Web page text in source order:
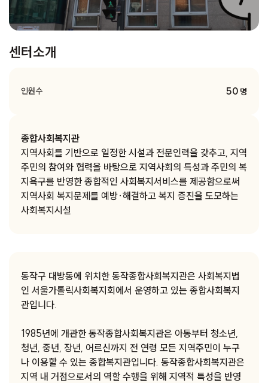
센터소개
인원수 50 명
종합사회복지관
지역사회를 기반으로 일정한 시설과 전문인력을 갖추고, 지역
주민의 참여와 협력을 바탕으로 지역사회의 특성과 주민의 복
지욕구를 반영한 종합적인 사회복지서비스를 제공함으로써
지역사회 복지문제를 예방·해결하고 복지 증진을 도모하는
사회복지시설
동작구 대방동에 위치한 동작종합사회복지관은 사회복지법
인 서울가톨릭사회복지회에서 운영하고 있는 종합사회복지
관입니다.
1985년에 개관한 동작종합사회복지관은 아동부터 청소년,
청년, 중년, 장년, 어르신까지 전 연령 모든 지역주민이 누구
나 이용할 수 있는 종합복지관입니다. 동작종합사회복지관은
지역 내 거점으로서의 역할 수행을 위해 지역적 특성을 반영